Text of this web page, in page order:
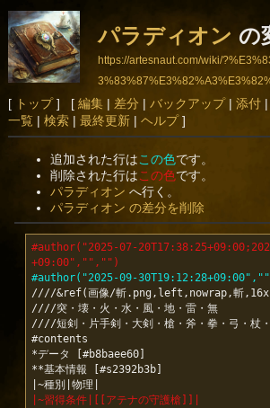
パラディオン の
https://artesnaut.com/wiki/
[ トップ] [ 編集| 差分 | バックアップ| 添付|
一覧| 検索| 最終更新| ヘルプ]
追加された行はこの色です。
削除された行はこの色です。
パラディオン へ行く。
パラディオン の差分を削除
#author("2025-07-
+09:00","","")
#author("2025-09-
////&ref(画像/斬.png,left,nowrap,斬
////突・壊・火・水・風・地・雷・無
////短剣・片手剣・大剣・槍・斧・拳・弓・杖
#contents
*データ [#b8baee60]
**基本情報 [#s2392b3b]
|~習得条件|[[アテナの守護槍]]|